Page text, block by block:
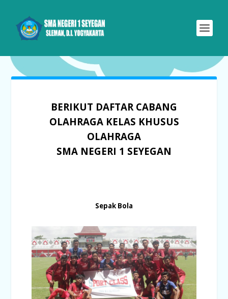
BERIKUT DAFTAR CABANG
OLAHRAGA KELAS KHUSUS
OLAHRAGA
SMA NEGERI 1 SEYEGAN
Sepak Bola